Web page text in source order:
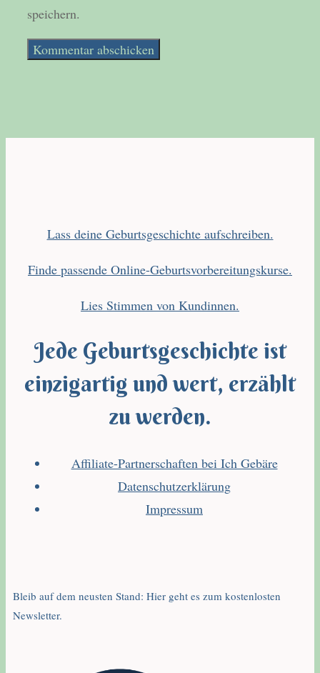
speichern.
Lass deine Geburtsgeschichte aufschreiben.
Finde passende Online-Geburtsvorbereitungskurse.
Lies Stimmen von Kundinnen.
Jede Geburtsgeschichte ist
einzigartig und wert, erzählt
zu werden.
Affiliate-Partnerschaften bei Ich Gebäre
Datenschutzerklärung
Impressum
Bleib auf dem neusten Stand: Hier geht es zum kostenlosten
Newsletter.